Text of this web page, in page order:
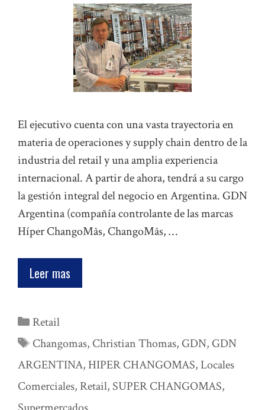
El ejecutivo cuenta con una vasta trayectoria en
materia de operaciones y supply chain dentro de la
industria del retail y una amplia experiencia
internacional. A partir de ahora, tendrá a su cargo
la gestión integral del negocio en Argentina. GDN
Argentina (compañía controlante de las marcas
Híper ChangoMâs, ChangoMâs, …
Leer mas
Categorías
Retail
Etiquetas
Changomas, Christian Thomas, GDN, GDN
ARGENTINA, HIPER CHANGOMAS,Locales
Comerciales, Retail, SUPER CHANGOMAS,